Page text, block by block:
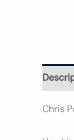
Chris